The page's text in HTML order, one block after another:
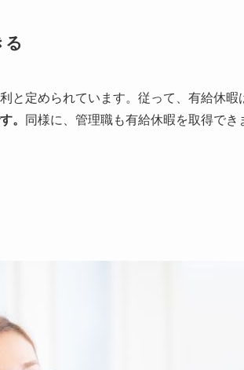
る
と定められています。従って、有給休暇
。 同様に、管理職も有給休暇を取得でき